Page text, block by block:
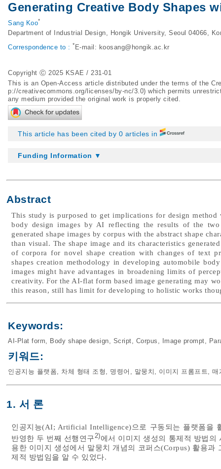
Generating Creative Body Shapes
Sang Koo*
Department of Industrial Design, Hongik University, Seoul 04066,
Correspondence to : * E-mail: koosang@hongik.ac.kr
Copyright Ⓒ 2025 KSAE / 231-01
This is an Open-Access article distributed under the terms of the
p://creativecommons.org/licenses/by-nc/3.0) which permits
any medium provided the original work is properly cited.
This article has been cited by 0 articles in
Funding Information ▼
Abstract
This study is purposed to get implications for design
body design images by AI reflecting the results of the
generated shape images by corpus with the abstract shape
than visual. The shape image and its characteristics
of corpora for novel shape creation with changes of text
shapes creation methodology in developing automobile
images might have advantages in broadening limits of
creativity. For the AI-flat form based image generating may
this reason, still has limit for developing to holistic works
Keywords:
AI-Plat form, Body shape design, Script, Corpus , Image prompt,
키워드:
인공지능 플랫폼, 차체 형태 조형 , 명령어 , 말뭉치 , 이미지 프롬프트, 매
1. 서 론
인공지능(AI; Artificial Intelligence)으로 구동되는 플랫폼을
반영한 두 번째 선행연구 2)에서 이미지 생성의 통제적 방법
용한 이미지 생성에서 말뭉치 개념의 코퍼스(Corpus) 활용
제적 방법임을 알 수 있었다.